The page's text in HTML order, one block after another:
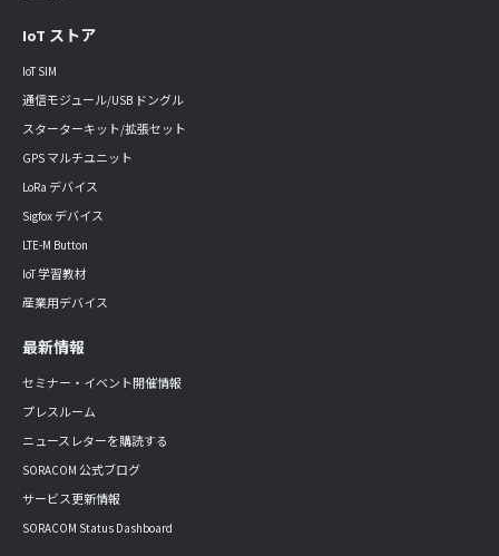
IoT ストア
IoT SIM
通信モジュール/USB ドングル
スターターキット/拡張セット
GPS マルチユニット
LoRa デバイス
Sigfox デバイス
LTE-M Button
IoT 学習教材
産業用デバイス
最新情報
セミナー・イベント開催情報
プレスルーム
ニュースレターを購読する
SORACOM 公式ブログ
サービス更新情報
SORACOM Status Dashboard